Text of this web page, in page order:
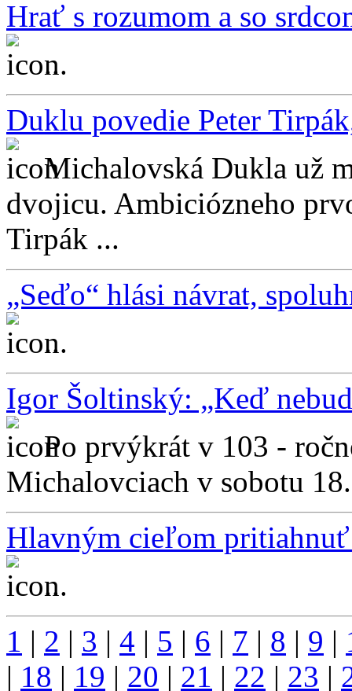
Hrať s rozumom a so
...
Duklu povedie Peter
Michalovská Dukla už
dvojicu. Ambiciózneho
Tirpák ...
„Seďo“ hlási návrat,
...
Igor Šoltinský: „Keď
Po prvýkrát v 103 -
Michalovciach v sobotu
Hlavným cieľom
...
1 | 2 | 3 | 4 | 5 | 6 | 7 | 8 | 9 |
| 18 | 19 | 20 | 21 | 22 | 23 |